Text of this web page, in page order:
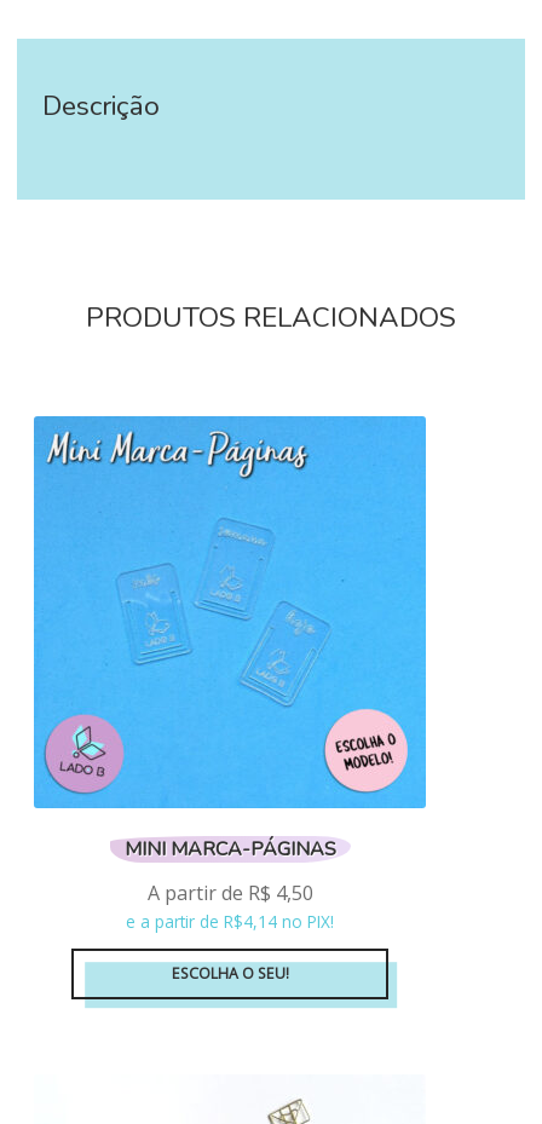
Descrição
PRODUTOS RELACIONADOS
MINI MARCA-PÁGINAS
A partir de R$ 4,50
e a partir de R$4,14 no PIX!
ESCOLHA O SEU!
Este